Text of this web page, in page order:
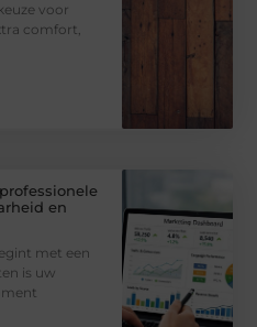
voor
comfort,
en
met een
is uw